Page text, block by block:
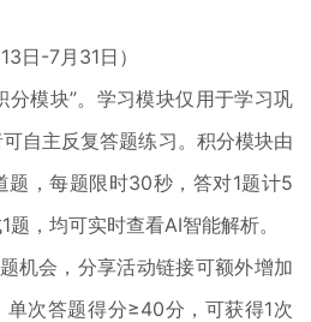
-7月31日）
模块”。学习模块仅用于学习巩
自主反复答题练习。积分模块由
题，每题限时30秒，答对1题计5
，均可实时查看AI智能解析。
会，分享活动链接可额外增加
单次答题得分≥40分，可获得1次